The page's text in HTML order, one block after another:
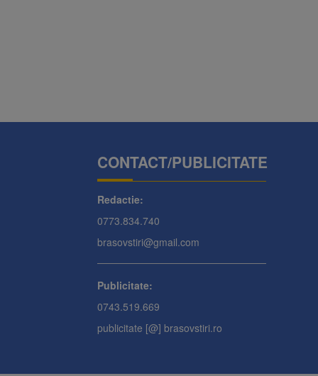
CONTACT/PUBLICITATE
Redactie:
0773.834.740
brasovstiri@gmail.com
Publicitate:
0743.519.669
publicitate [@] brasovstiri.ro